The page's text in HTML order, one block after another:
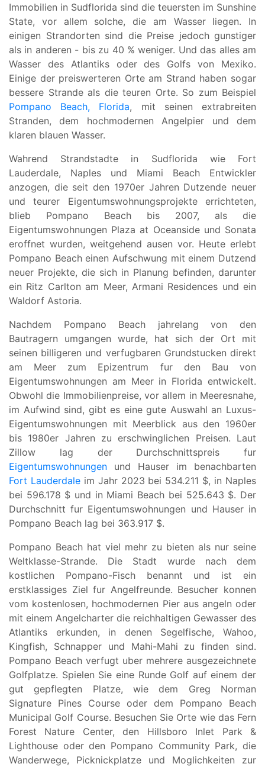
Immobilien in Sudflorida sind die teuersten im Sunshine
State, vor allem solche, die am Wasser liegen. In
einigen Strandorten sind die Preise jedoch gunstiger
als in anderen - bis zu 40 % weniger. Und das alles am
Wasser des Atlantiks oder des Golfs von Mexiko.
Einige der preiswerteren Orte am Strand haben sogar
bessere Strande als die teuren Orte. So zum Beispiel
Pompano Beach, Florida, mit seinen extrabreiten
Stranden, dem hochmodernen Angelpier und dem
klaren blauen Wasser.
Wahrend Strandstadte in Sudflorida wie Fort
Lauderdale, Naples und Miami Beach Entwickler
anzogen, die seit den 1970er Jahren Dutzende neuer
und teurer Eigentumswohnungsprojekte errichteten,
blieb Pompano Beach bis 2007, als die
Eigentumswohnungen Plaza at Oceanside und Sonata
eroffnet wurden, weitgehend ausen vor. Heute erlebt
Pompano Beach einen Aufschwung mit einem Dutzend
neuer Projekte, die sich in Planung befinden, darunter
ein Ritz Carlton am Meer, Armani Residences und ein
Waldorf Astoria.
Nachdem Pompano Beach jahrelang von den
Bautragern umgangen wurde, hat sich der Ort mit
seinen billigeren und verfugbaren Grundstucken direkt
am Meer zum Epizentrum fur den Bau von
Eigentumswohnungen am Meer in Florida entwickelt.
Obwohl die Immobilienpreise, vor allem in Meeresnahe,
im Aufwind sind, gibt es eine gute Auswahl an Luxus-
Eigentumswohnungen mit Meerblick aus den 1960er
bis 1980er Jahren zu erschwinglichen Preisen. Laut
Zillow lag der Durchschnittspreis fur
Eigentumswohnungen und Hauser im benachbarten
Fort Lauderdaleim Jahr 2023 bei 534.211 $, in Naples
bei 596.178 $ und in Miami Beach bei 525.643 $. Der
Durchschnitt fur Eigentumswohnungen und Hauser in
Pompano Beach lag bei 363.917 $.
Pompano Beach hat viel mehr zu bieten als nur seine
Weltklasse-Strande. Die Stadt wurde nach dem
kostlichen Pompano-Fisch benannt und ist ein
erstklassiges Ziel fur Angelfreunde. Besucher konnen
vom kostenlosen, hochmodernen Pier aus angeln oder
mit einem Angelcharter die reichhaltigen Gewasser des
Atlantiks erkunden, in denen Segelfische, Wahoo,
Kingfish, Schnapper und Mahi-Mahi zu finden sind.
Pompano Beach verfugt uber mehrere ausgezeichnete
Golfplatze. Spielen Sie eine Runde Golf auf einem der
gut gepflegten Platze, wie dem Greg Norman
Signature Pines Course oder dem Pompano Beach
Municipal Golf Course. Besuchen Sie Orte wie das Fern
Forest Nature Center, den Hillsboro Inlet Park &
Lighthouse oder den Pompano Community Park, die
Wanderwege, Picknickplatze und Moglichkeiten zur